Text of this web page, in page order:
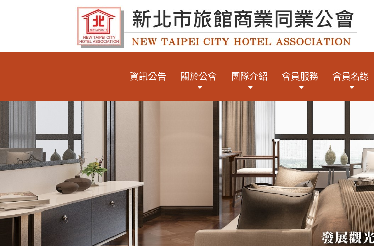
資訊公告 關於公會 團隊介紹 會員服務 會員名錄